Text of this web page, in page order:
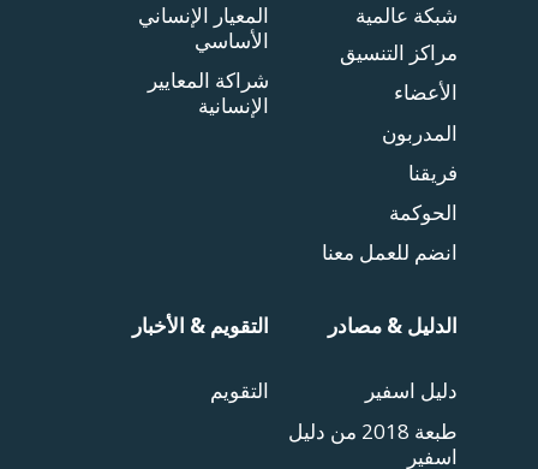
شبكة عالمية
مراكز التنسيق
الأعضاء
المدربون
فريقنا
الحوكمة
انضم للعمل معنا
المعيار الإنساني
الأساسي
شراكة المعايير
الإنسانية
الدليل & مصادر
دليل اسفير
طبعة 2018 من دليل
اسفير
التقويم & الأخبار
التقويم